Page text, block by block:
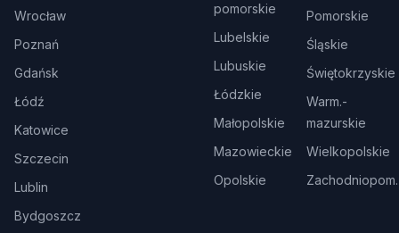
Wrocław
Poznań
Gdańsk
Łódź
Katowice
Szczecin
Lublin
Bydgoszcz
pomorskie
Lubelskie
Lubuskie
Łódzkie
Małopolskie
Mazowieckie
Opolskie
Pomorskie
Śląskie
Świętokrzyskie
Warm.-
mazurskie
Wielkopolskie
Zachodniopom.